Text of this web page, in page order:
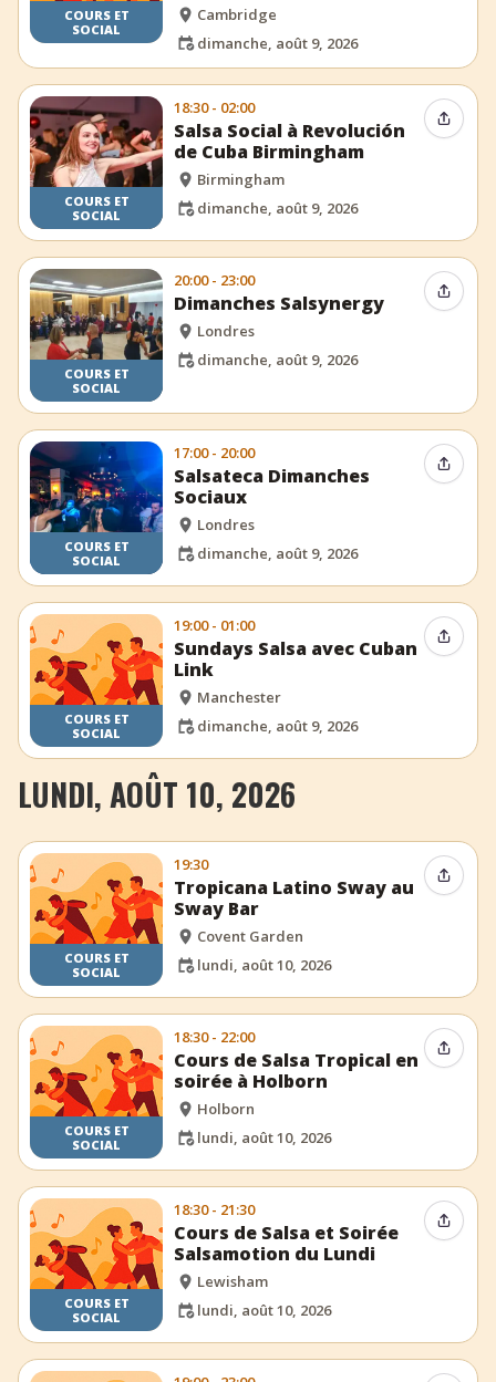
COURS ET
SOCIAL
Cambridge
dimanche, août 9, 2026
COURS ET
SOCIAL
18:30 - 02:00
Salsa Social à Revolución
de Cuba Birmingham
Birmingham
dimanche, août 9, 2026
COURS ET
SOCIAL
20:00 - 23:00
Dimanches Salsynergy
Londres
dimanche, août 9, 2026
COURS ET
SOCIAL
17:00 - 20:00
Salsateca Dimanches
Sociaux
Londres
dimanche, août 9, 2026
COURS ET
SOCIAL
19:00 - 01:00
Sundays Salsa avec Cuban
Link
Manchester
dimanche, août 9, 2026
LUNDI, AOÛT 10, 2026
COURS ET
SOCIAL
19:30
Tropicana Latino Sway au
Sway Bar
Covent Garden
lundi, août 10, 2026
COURS ET
SOCIAL
18:30 - 22:00
Cours de Salsa Tropical en
soirée à Holborn
Holborn
lundi, août 10, 2026
COURS ET
SOCIAL
18:30 - 21:30
Cours de Salsa et Soirée
Salsamotion du Lundi
Lewisham
lundi, août 10, 2026